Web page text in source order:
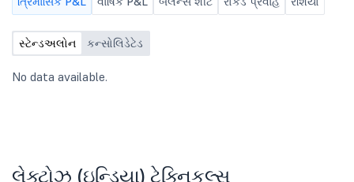
સ્ટેન્ડઅલોન કન્સોલિડેટેડ
No data available.
લેક્ટોઝ (ઇન્ડિયા) ટેક્નિકલ્સ